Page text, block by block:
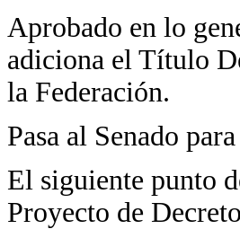
Aprobado en lo
adiciona el Título
la Federación.
Pasa al Senado
El siguiente punto
Proyecto de